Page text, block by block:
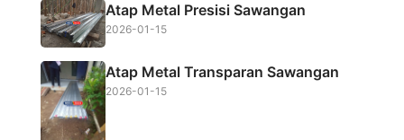
Atap Metal Presisi Sawangan
2026-01-15
Atap Metal Transparan Sawangan
2026-01-15